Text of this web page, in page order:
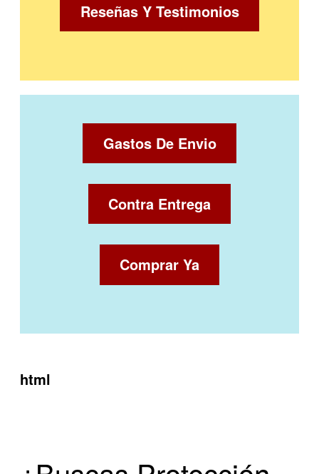
Reseñas Y Testimonios
Gastos De Envio
Contra Entrega
Comprar Ya
html